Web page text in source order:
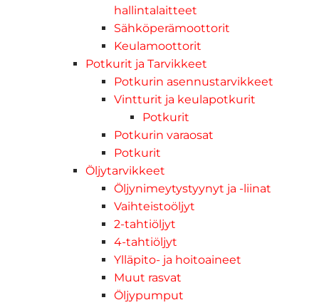
hallintalaitteet
Sähköperämoottorit
Keulamoottorit
Potkurit ja Tarvikkeet
Potkurin asennustarvikkeet
Vintturit ja keulapotkurit
Potkurit
Potkurin varaosat
Potkurit
Öljytarvikkeet
Öljynimeytystyynyt ja -liinat
Vaihteistoöljyt
2-tahtiöljyt
4-tahtiöljyt
Ylläpito- ja hoitoaineet
Muut rasvat
Öljypumput